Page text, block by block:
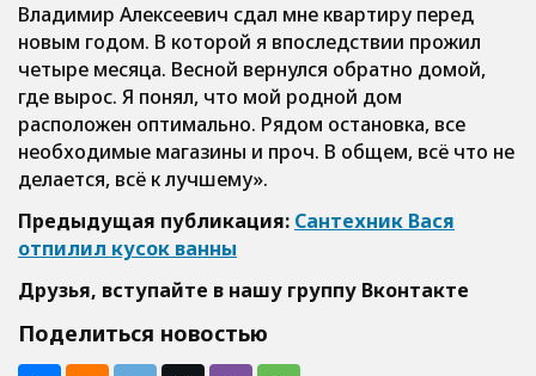
Владимир Алексеевич сдал мне квартиру перед
новым годом. В которой я впоследствии прожил
четыре месяца. Весной вернулся обратно домой,
где вырос. Я понял, что мой родной дом
расположен оптимально. Рядом остановка, все
необходимые магазины и проч. В общем, всё что не
делается, всё к лучшему».
Предыдущая публикация: Сантехник Вася
отпилил кусок ванны
Друзья, вступайте в нашу группу Вконтакте
Поделиться новостью